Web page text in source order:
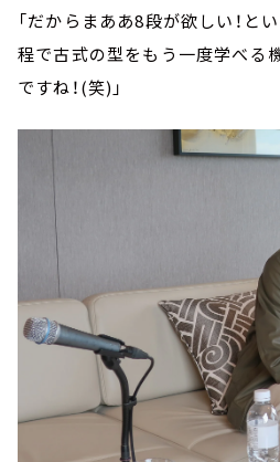
「だからまああ8段が欲しい！と
程で古式の型をもう一度学べる
ですね！(笑)」